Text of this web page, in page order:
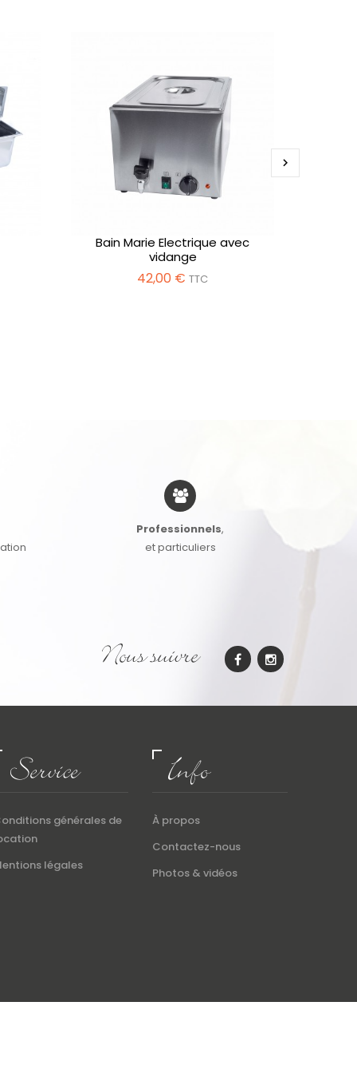

Bain Marie Electrique avec
vidange
42,00 € TTC
Professionnels,
et particuliers
Nous suivre
Service
générales de
légales
Info
À propos
Contactez-nous
Photos & vidéos